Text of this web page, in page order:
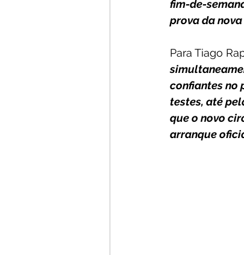
fim-de-
prova da
Para Tiago
confiantes no
testes, até
que o novo
arranque